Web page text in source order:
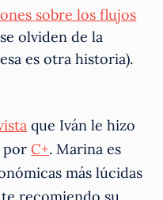
sobre los flujos
olviden de la
es otra historia).
que Iván le hizo
porC+. Marina es
más lúcidas